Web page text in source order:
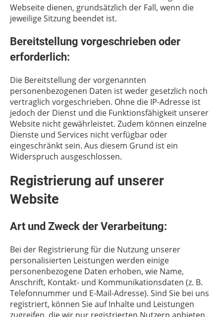
Webseite dienen, grundsätzlich der Fall, wenn die
jeweilige Sitzung beendet ist.
Bereitstellung vorgeschrieben oder
erforderlich:
Die Bereitstellung der vorgenannten
personenbezogenen Daten ist weder gesetzlich noch
vertraglich vorgeschrieben. Ohne die IP-Adresse ist
jedoch der Dienst und die Funktionsfähigkeit unserer
Website nicht gewährleistet. Zudem können einzelne
Dienste und Services nicht verfügbar oder
eingeschränkt sein. Aus diesem Grund ist ein
Widerspruch ausgeschlossen.
Registrierung auf unserer
Website
Art und Zweck der Verarbeitung:
Bei der Registrierung für die Nutzung unserer
personalisierten Leistungen werden einige
personenbezogene Daten erhoben, wie Name,
Anschrift, Kontakt- und Kommunikationsdaten (z. B.
Telefonnummer und E-Mail-Adresse). Sind Sie bei uns
registriert, können Sie auf Inhalte und Leistungen